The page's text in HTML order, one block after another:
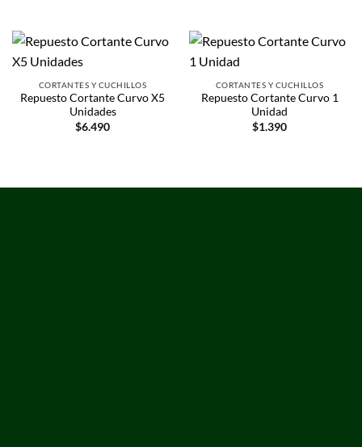
CORTANTES Y CUCHILLOS
Repuesto Cortante Curvo X5
Unidades
$6.490
CORTANTES Y CUCHILLOS
Repuesto Cortante Curvo 1
Unidad
$1.390